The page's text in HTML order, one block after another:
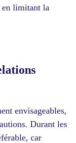
en limitant la
envisageables,
Durant les
car